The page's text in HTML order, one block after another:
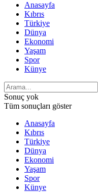
Anasayfa
Kıbrıs
Türkiye
Dünya
Ekonomi
Yaşam
Spor
Künye
Sonuç yok
Tüm sonuçları göster
Anasayfa
Kıbrıs
Türkiye
Dünya
Ekonomi
Yaşam
Spor
Künye